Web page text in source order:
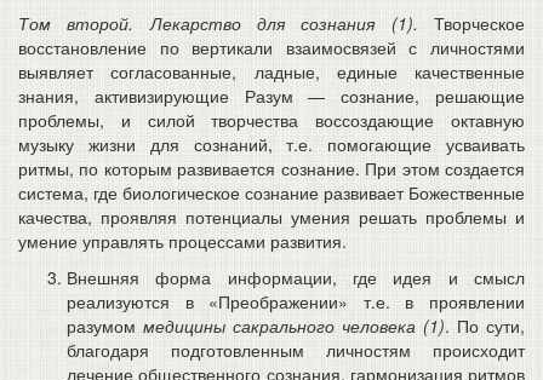
Том второй. Лекарство для сознания (1). Творческое
восстановление по вертикали взаимосвязей с личностями
выявляет согласованные, ладные, единые качественные
знания, активизирующие Разум — сознание, решающие
проблемы, и силой творчества воссоздающие октавную
музыку жизни для сознаний, т.е. помогающие усваивать
ритмы, по которым развивается сознание. При этом создается
система, где биологическое сознание развивает Божественные
качества, проявляя потенциалы умения решать проблемы и
умение управлять процессами развития.
Внешняя форма информации, где идея и смысл
реализуются в «Преображении» т.е. в проявлении
разумом медицины сакрального человека (1). По сути,
благодаря подготовленным личностям происходит
лечение общественного сознания, гармонизация ритмов